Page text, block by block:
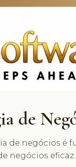
de
de negócios é
negócios eficaz.